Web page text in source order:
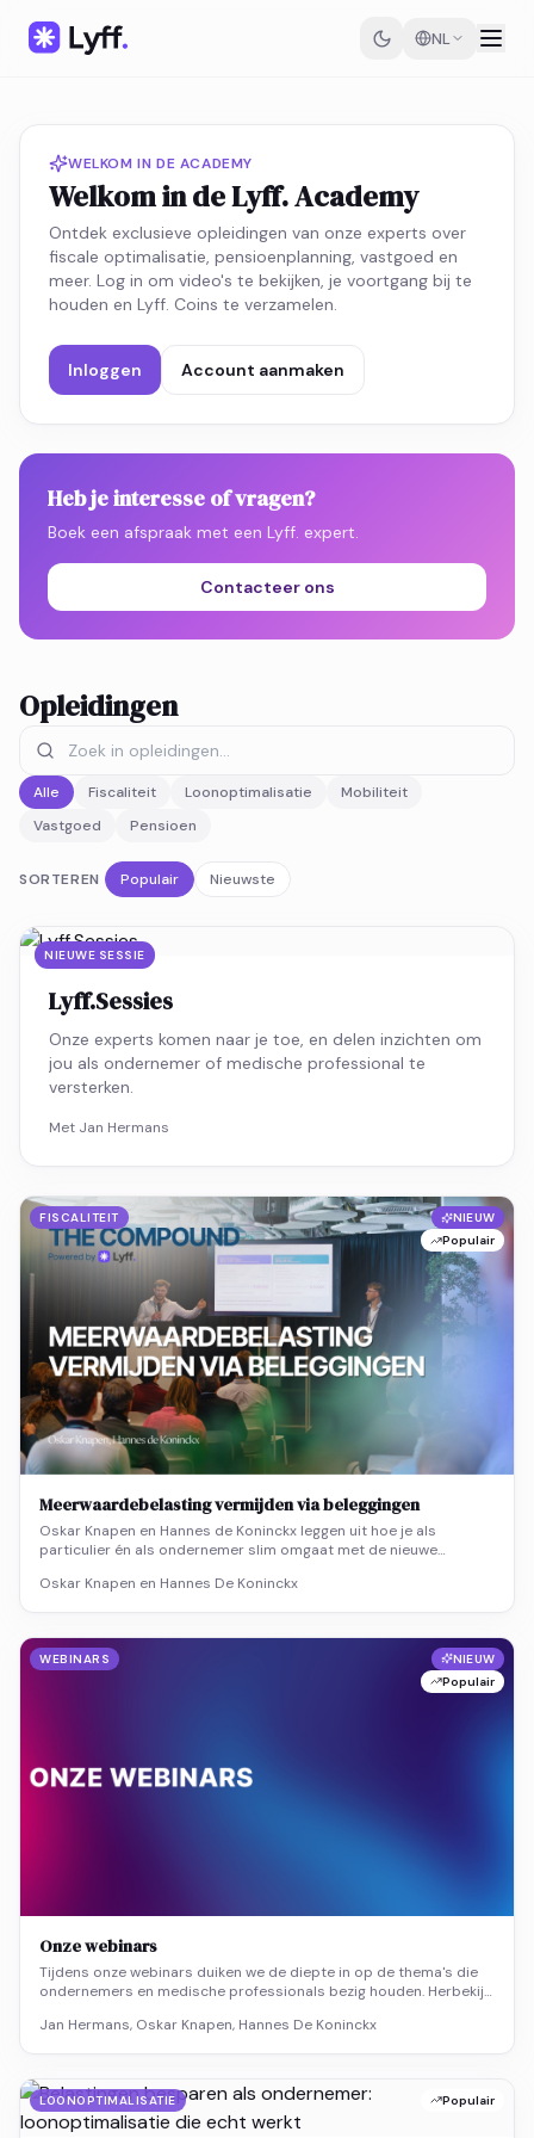
NL
WELKOM IN DE ACADEMY
Welkom in de Lyff. Academy
Ontdek exclusieve opleidingen van onze experts over
fiscale optimalisatie, pensioenplanning, vastgoed en
meer. Log in om video's te bekijken, je voortgang bij te
houden en Lyff. Coins te verzamelen.
Inloggen Account aanmaken
Heb je interesse of vragen?
Boek een afspraak met een Lyff. expert.
Contacteer ons
Opleidingen
Alle Fiscaliteit Loonoptimalisatie
Mobiliteit
Vastgoed
Pensioen
SORTEREN Populair Nieuwste
NIEUWE SESSIE
Lyff.Sessies
Onze experts komen naar je toe, en delen inzichten om
jou als ondernemer of medische professional te
versterken.
Met Jan Hermans
FISCALITEIT
NIEUW
Populair
Meerwaardebelasting vermijden via beleggingen
Oskar Knapen en Hannes de Koninckx leggen uit hoe je als
particulier én als ondernemer slim omgaat met de nieuwe
vennootschapsstructuren en pensioenoplossingen.
Oskar Knapen en Hannes De Koninckx
WEBINARS
NIEUW
Populair
Onze webinars
Tijdens onze webinars duiken we de diepte in op de thema's die
ondernemers en medische professionals bezig houden. Herbekijk
Jan Hermans, Oskar Knapen, Hannes De Koninckx
LOONOPTIMALISATIE Populair